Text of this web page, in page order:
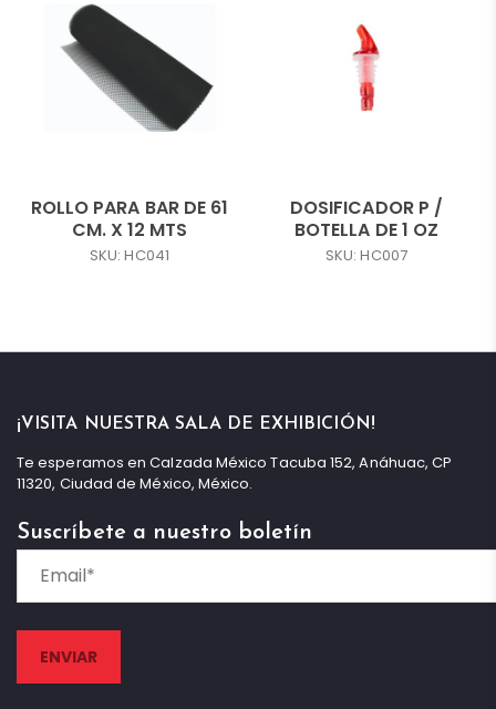
ROLLO PARA BAR DE 61
CM. X 12 MTS
SKU: HC041
DOSIFICADOR P /
BOTELLA DE 1 OZ
SKU: HC007
¡VISITA NUESTRA SALA DE EXHIBICIÓN!
Te esperamos en Calzada México Tacuba 152, Anáhuac, CP
11320, Ciudad de México, México.
Suscríbete a nuestro boletín